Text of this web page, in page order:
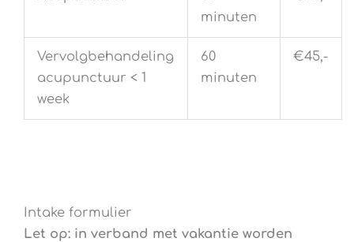
minuten
Vervolgbehandeling
acupunctuur < 1
week
60
minuten
€45,-
Intake formulier
Let op: in verband met vakantie worden